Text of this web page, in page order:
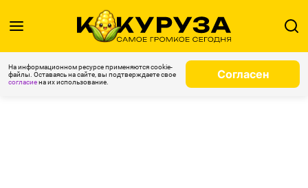
На информационном ресурсе применяются cookie-
файлы. Оставаясь на сайте, вы подтверждаете свое
согласиена их использование.
Согласен